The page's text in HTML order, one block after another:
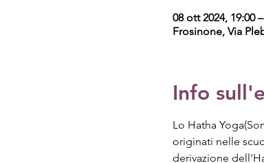
08 ott 2024, 19:00
Frosinone, Via
Info
Lo Hatha
originati nelle
derivazione